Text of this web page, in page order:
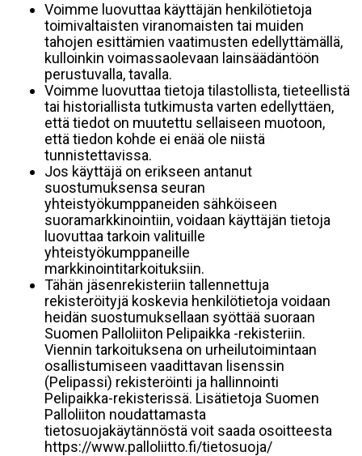
Voimme luovuttaa käyttäjän henkilötietoja
toimivaltaisten viranomaisten tai muiden
tahojen esittämien vaatimusten edellyttämällä,
kulloinkin voimassaolevaan lainsäädäntöön
perustuvalla, tavalla.
Voimme luovuttaa tietoja tilastollista, tieteellistä
tai historiallista tutkimusta varten edellyttäen,
että tiedot on muutettu sellaiseen muotoon,
että tiedon kohde ei enää ole niistä
tunnistettavissa.
Jos käyttäjä on erikseen antanut
suostumuksensa seuran
yhteistyökumppaneiden sähköiseen
suoramarkkinointiin, voidaan käyttäjän tietoja
luovuttaa tarkoin valituille
yhteistyökumppaneille
markkinointitarkoituksiin.
Tähän jäsenrekisteriin tallennettuja
rekisteröityjä koskevia henkilötietoja voidaan
heidän suostumuksellaan syöttää suoraan
Suomen Palloliiton Pelipaikka -rekisteriin.
Viennin tarkoituksena on urheilutoimintaan
osallistumiseen vaadittavan lisenssin
(Pelipassi) rekisteröinti ja hallinnointi
Pelipaikka-rekisterissä. Lisätietoja Suomen
Palloliiton noudattamasta
tietosuojakäytännöstä voit saada osoitteesta
https://www.palloliitto.fi/tietosuoja/